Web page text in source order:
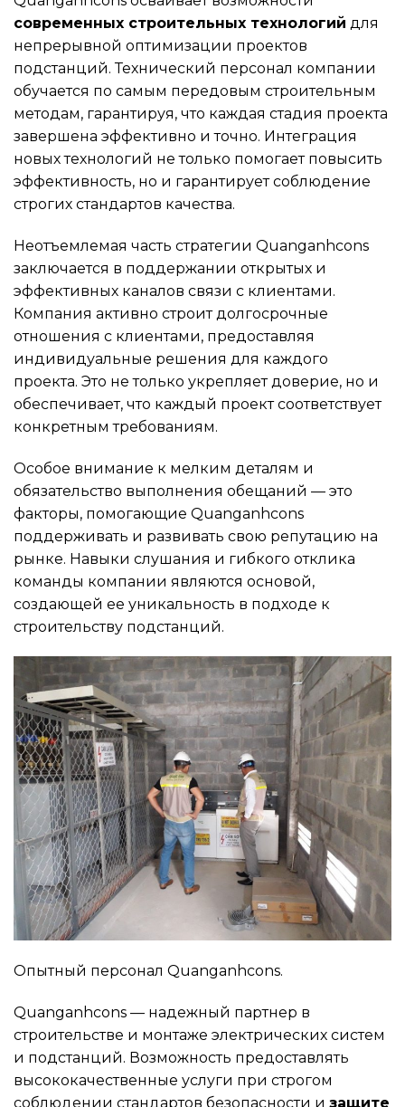
современных строительных технологий для
непрерывной оптимизации проектов
подстанций. Технический персонал компании
обучается по самым передовым строительным
методам, гарантируя, что каждая стадия проекта
завершена эффективно и точно. Интеграция
новых технологий не только помогает повысить
эффективность, но и гарантирует соблюдение
строгих стандартов качества.
Неотъемлемая часть стратегии Quanganhcons
заключается в поддержании открытых и
эффективных каналов связи с клиентами.
Компания активно строит долгосрочные
отношения с клиентами, предоставляя
индивидуальные решения для каждого
проекта. Это не только укрепляет доверие, но и
обеспечивает, что каждый проект соответствует
конкретным требованиям.
Особое внимание к мелким деталям и
обязательство выполнения обещаний — это
факторы, помогающие Quanganhcons
поддерживать и развивать свою репутацию на
рынке. Навыки слушания и гибкого отклика
команды компании являются основой,
создающей ее уникальность в подходе к
строительству подстанций.
Опытный персонал Quanganhcons.
Quanganhcons — надежный партнер в
строительстве и монтаже электрических систем
и подстанций. Возможность предоставлять
высококачественные услуги при строгом
соблюдении стандартов безопасности и защите